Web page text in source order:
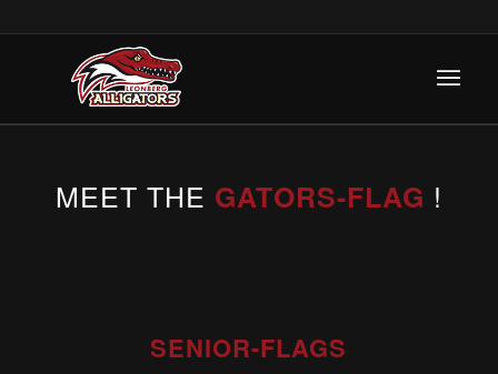
MEET THE GATORS-FLAG !
SENIOR-FLAGS